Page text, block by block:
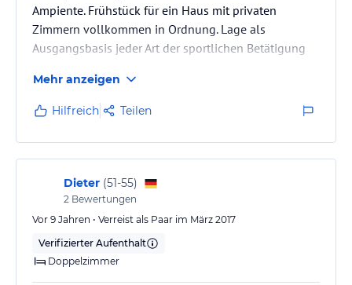
Ampiente. Frühstück für ein Haus mit privaten
Zimmern vollkommen in Ordnung. Lage als
Ausgangsbasis jeder Art der sportlichen Betätigung
Mehr anzeigen
Hilfreich Teilen
Dieter (51-55)
2 Bewertungen
Vor 9 Jahren • Verreist als Paar im März 2017
Verifizierter Aufenthalt
Doppelzimmer